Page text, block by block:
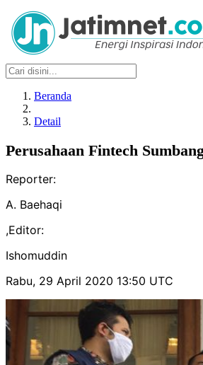
Beranda
Detail
Perusahaan Fintech
Reporter:
A. Baehaqi
,Editor:
Ishomuddin
Rabu, 29 April 2020 13:50 UTC